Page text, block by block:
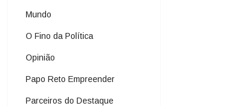
Mundo
O Fino da Política
Opinião
Papo Reto Empreender
Parceiros do Destaque